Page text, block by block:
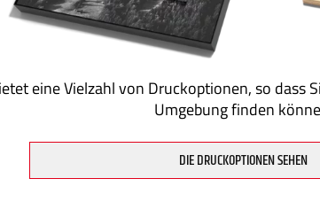
eine Vielzahl von Druckoptionen, so dass
Umgebung finden
DIE DRUCKOPTIONEN SEHEN